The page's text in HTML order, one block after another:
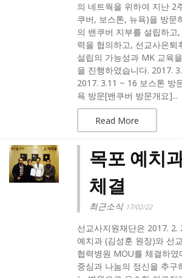
의 네트웍을 위하여 지난 2
쿠버, 보스톤, 뉴욕)을 방문
의 밴쿠버 지부를 설립하고
력을 협의하고, 선교사은퇴
설립의 가능성과 MK 교육
을 진행하였습니다. 2017.
2017. 3.11 ~ 16 보스톤 방
욕 방문[밴쿠버 방문개요]...
Read More
목포 예치
체결
최근소식 17/02/22
선교사지원재단은 2017. 2.
예치과 (김성훈 원장)와 선
협력병원 MOU를 체결하
중심과 나눔의 정신을 추구